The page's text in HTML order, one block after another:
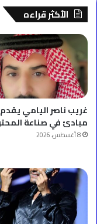
الأكثر قراءه
مبادئ في صناعة
8 أغسطس، 2026